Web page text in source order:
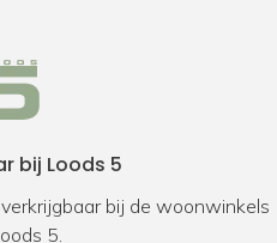
bij Loods 5
bij de woonwinkels
5.